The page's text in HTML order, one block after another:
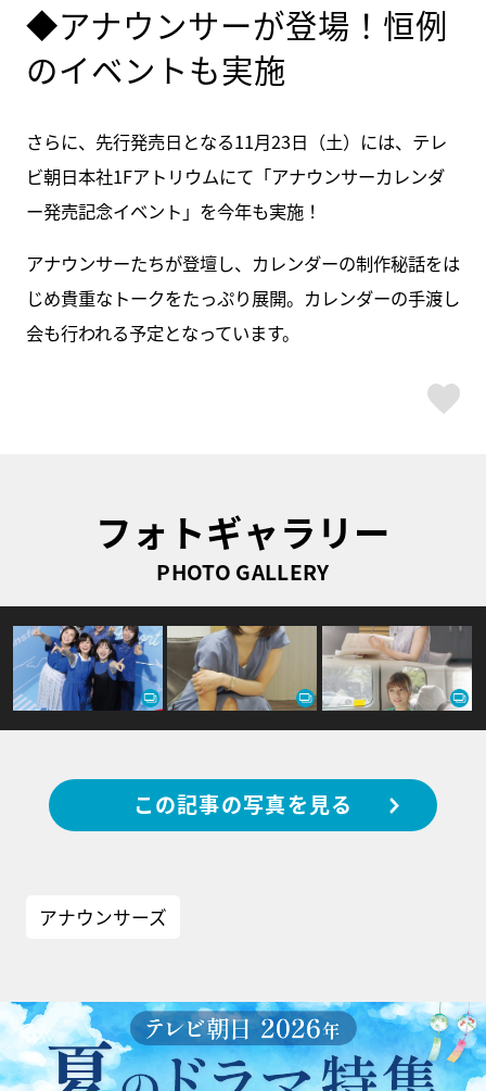
◆アナウンサーが登場！恒例
のイベントも実施
さらに、先行発売日となる11月23日（土）には、テレ
ビ朝日本社1Fアトリウムにて「アナウンサーカレンダ
ー発売記念イベント」を今年も実施！
アナウンサーたちが登壇し、カレンダーの制作秘話をは
じめ貴重なトークをたっぷり展開。カレンダーの手渡し
会も行われる予定となっています。
フォトギャラリー
PHOTO GALLERY
この記事の写真を見る
アナウンサーズ